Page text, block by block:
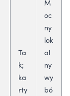
Ta
k;
ka
rty
M
oc
ny
lok
al
ny
wy
bó